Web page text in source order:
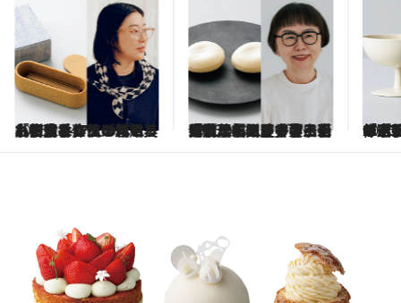
2026.2.14
「丁寧な作りの箱も、小物入れに使いたい美しさ」スタイリスト・丸山佑香さんが魅せられた香りとは？《贈りもの上手17人のベストギフト》 2026.2.14
「『理想の最中の口当たり』をオノマトペ化した菓名です」菓子研究家・福田里香さんも感動した口腔で響く新体験！《贈りもの上手17人のベストギフト》 「『新生活のんびり楽しんで』という気持ちで選んでいます」CIRCUSディレクター・引田舞